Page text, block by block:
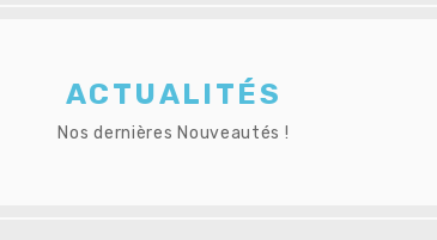
ACTUALITÉS
Nos dernières Nouveautés !